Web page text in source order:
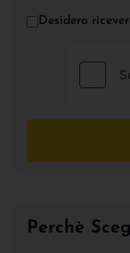
Desidero
Perchè